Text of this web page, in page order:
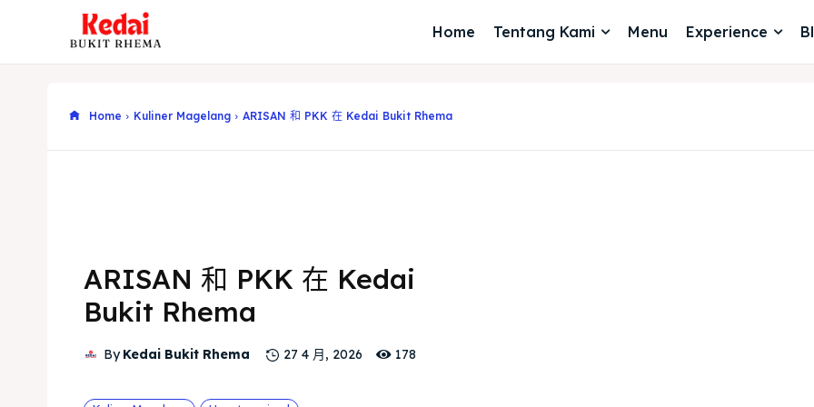
Home Tentang Kami Menu Experience
Home Kuliner Magelang ARISAN 和 PKK 在 Kedai Bukit Rhema
ARISAN 和 PKK 在 Kedai
Bukit Rhema
By Kedai Bukit Rhema 27 4 月, 2026 178